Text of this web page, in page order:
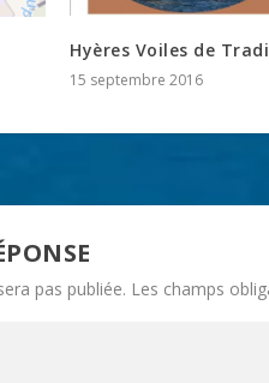
Hyères Voiles de
15 septembre 2016
pas publiée. Les champs